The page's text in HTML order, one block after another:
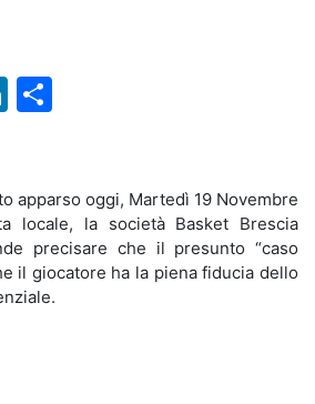
LinkedIn
apparso oggi, Martedì 19 Novembre
locale, la società Basket Brescia
precisare che il presunto “caso
il giocatore ha la piena fiducia dello